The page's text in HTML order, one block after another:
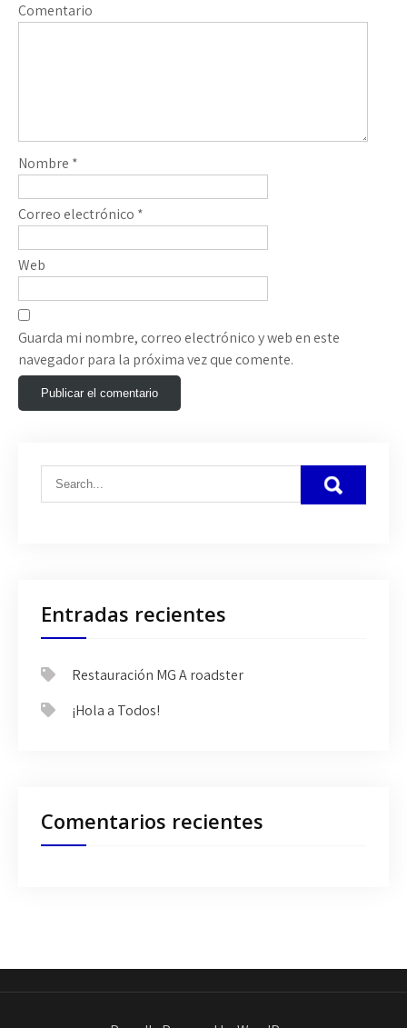
Comentario
Nombre *
Correo electrónico *
Web
Guarda mi nombre, correo electrónico y web en este
navegador para la próxima vez que comente.
Entradas recientes
Restauración MG A roadster
¡Hola a Todos!
Comentarios recientes